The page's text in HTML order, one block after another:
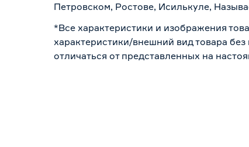
Петровском, Ростове, Исилькуле,
*Все характеристики и изображения
характеристики/внешний вид товара
отличаться от представленных на